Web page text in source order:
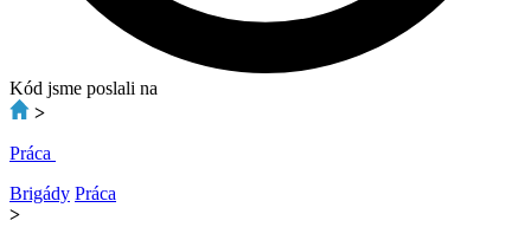
Kód jsme poslali na
>
Práca
Brigády Práca
>